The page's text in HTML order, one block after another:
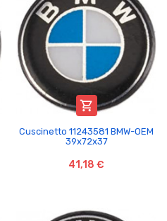

Cuscinetto 11243581 BMW-OEM
39x72x37
41,18 €